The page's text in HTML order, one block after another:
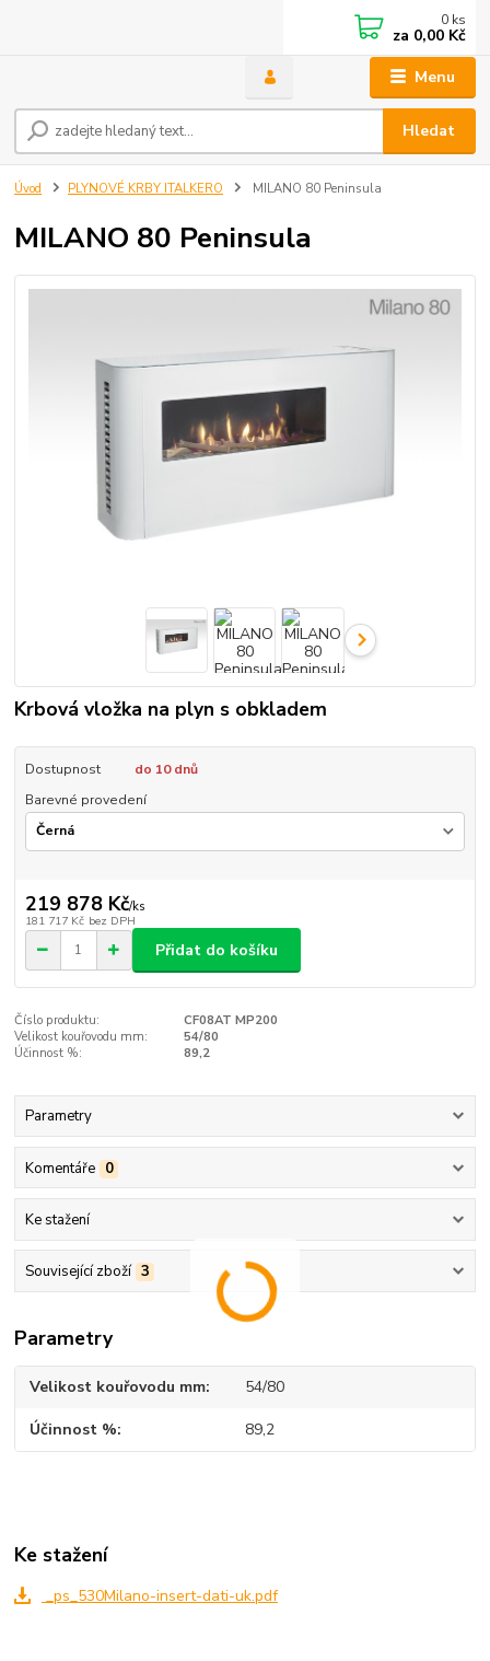
Menu
Hledat
0 ks
za 0,00 Kč
Úvod PLYNOVÉ KRBY ITALKERO MILANO 80 Peninsula
MILANO 80 Peninsula
Krbová vložka na plyn s obkladem
Dostupnost
do 10 dnů
Barevné provedení
219 878 Kč/ks
181 717 Kč bez DPH
Přidat do košíku
Číslo produktu:
CF08AT MP200
Velikost kouřovodu mm:
54/80
Účinnost %:
89,2
Parametry
Komentáře 0
Ke stažení
Související zboží 3
Parametry
Velikost kouřovodu mm 54/80
Účinnost % 89,2
Ke stažení
_ps_530Milano-insert-dati-uk.pdf